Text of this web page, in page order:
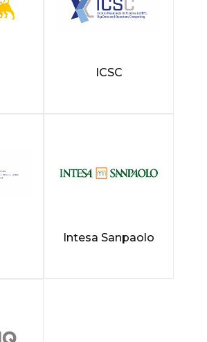
ICSC
Intesa Sanpaolo